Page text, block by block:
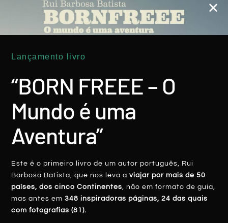
ARÁBIA SAUDITA: Quando Um Sumo De
Fruta Se ‘transforma’ Em Lágrimas
Lançamento livro
“BORN FREEE – O
Mundo é uma
Aventura”
Este é o primeiro livro de um autor português, Rui
Barbosa Batista, que nos leva aviajar por mais de 50
países, dos cinco Continentes, não em formato de guia,
mas antes em348 inspiradoras páginas, 24 das quais
com fotografias (81).